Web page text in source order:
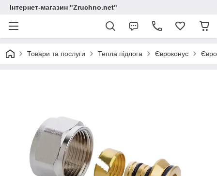
Інтернет-магазин "Zruchno.net"
Товари та послуги Тепла підлога Євроконус